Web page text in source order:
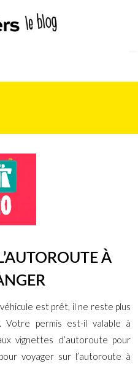
À
est prêt, il ne reste plus
Votre permis est-il valable à
vignettes d’autoroute pour
voyager sur l’autoroute à